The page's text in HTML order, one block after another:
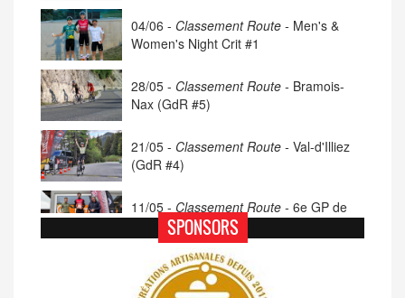
04/06 - Classement Route - Men's &
Women's Night Crit #1
28/05 - Classement Route - Bramois-
Nax (GdR #5)
21/05 - Classement Route - Val-d'Illiez
(GdR #4)
11/05 - Classement Route - 6e GP de
Porsel (TdC #4)
07/05 -Classement Route -
Pléiades (GdR #3)
SPONSORS